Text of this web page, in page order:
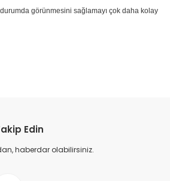
görünmesini sağlamayı çok daha kolay
Edin
haberdar olabilirsiniz.